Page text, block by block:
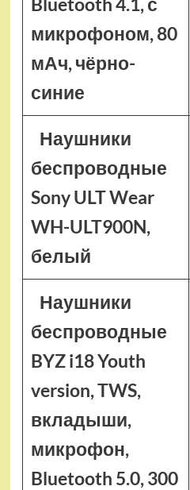
микрофоном, 80
мАч, чёрно-
синие
Наушники
беспроводные
Sony ULT Wear
WH-ULT900N,
белый
Наушники
беспроводные
BYZ i18 Youth
version, TWS,
вкладыши,
микрофон,
Bluetooth 5.0, 300